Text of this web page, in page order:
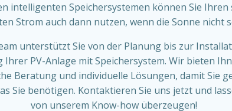
intelligenten Speichersystemen können Sie Ihren
Strom auch dann nutzen, wenn die Sonne nicht
unterstützt Sie von der Planung bis zur
Ihrer PV-Anlage mit Speichersystem. Wir bieten
Beratung und individuelle Lösungen, damit Sie
Sie benötigen. Kontaktieren Sie uns jetzt und
von unserem Know-how überzeugen!